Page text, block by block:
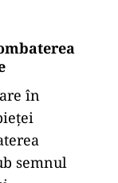
în
semnul